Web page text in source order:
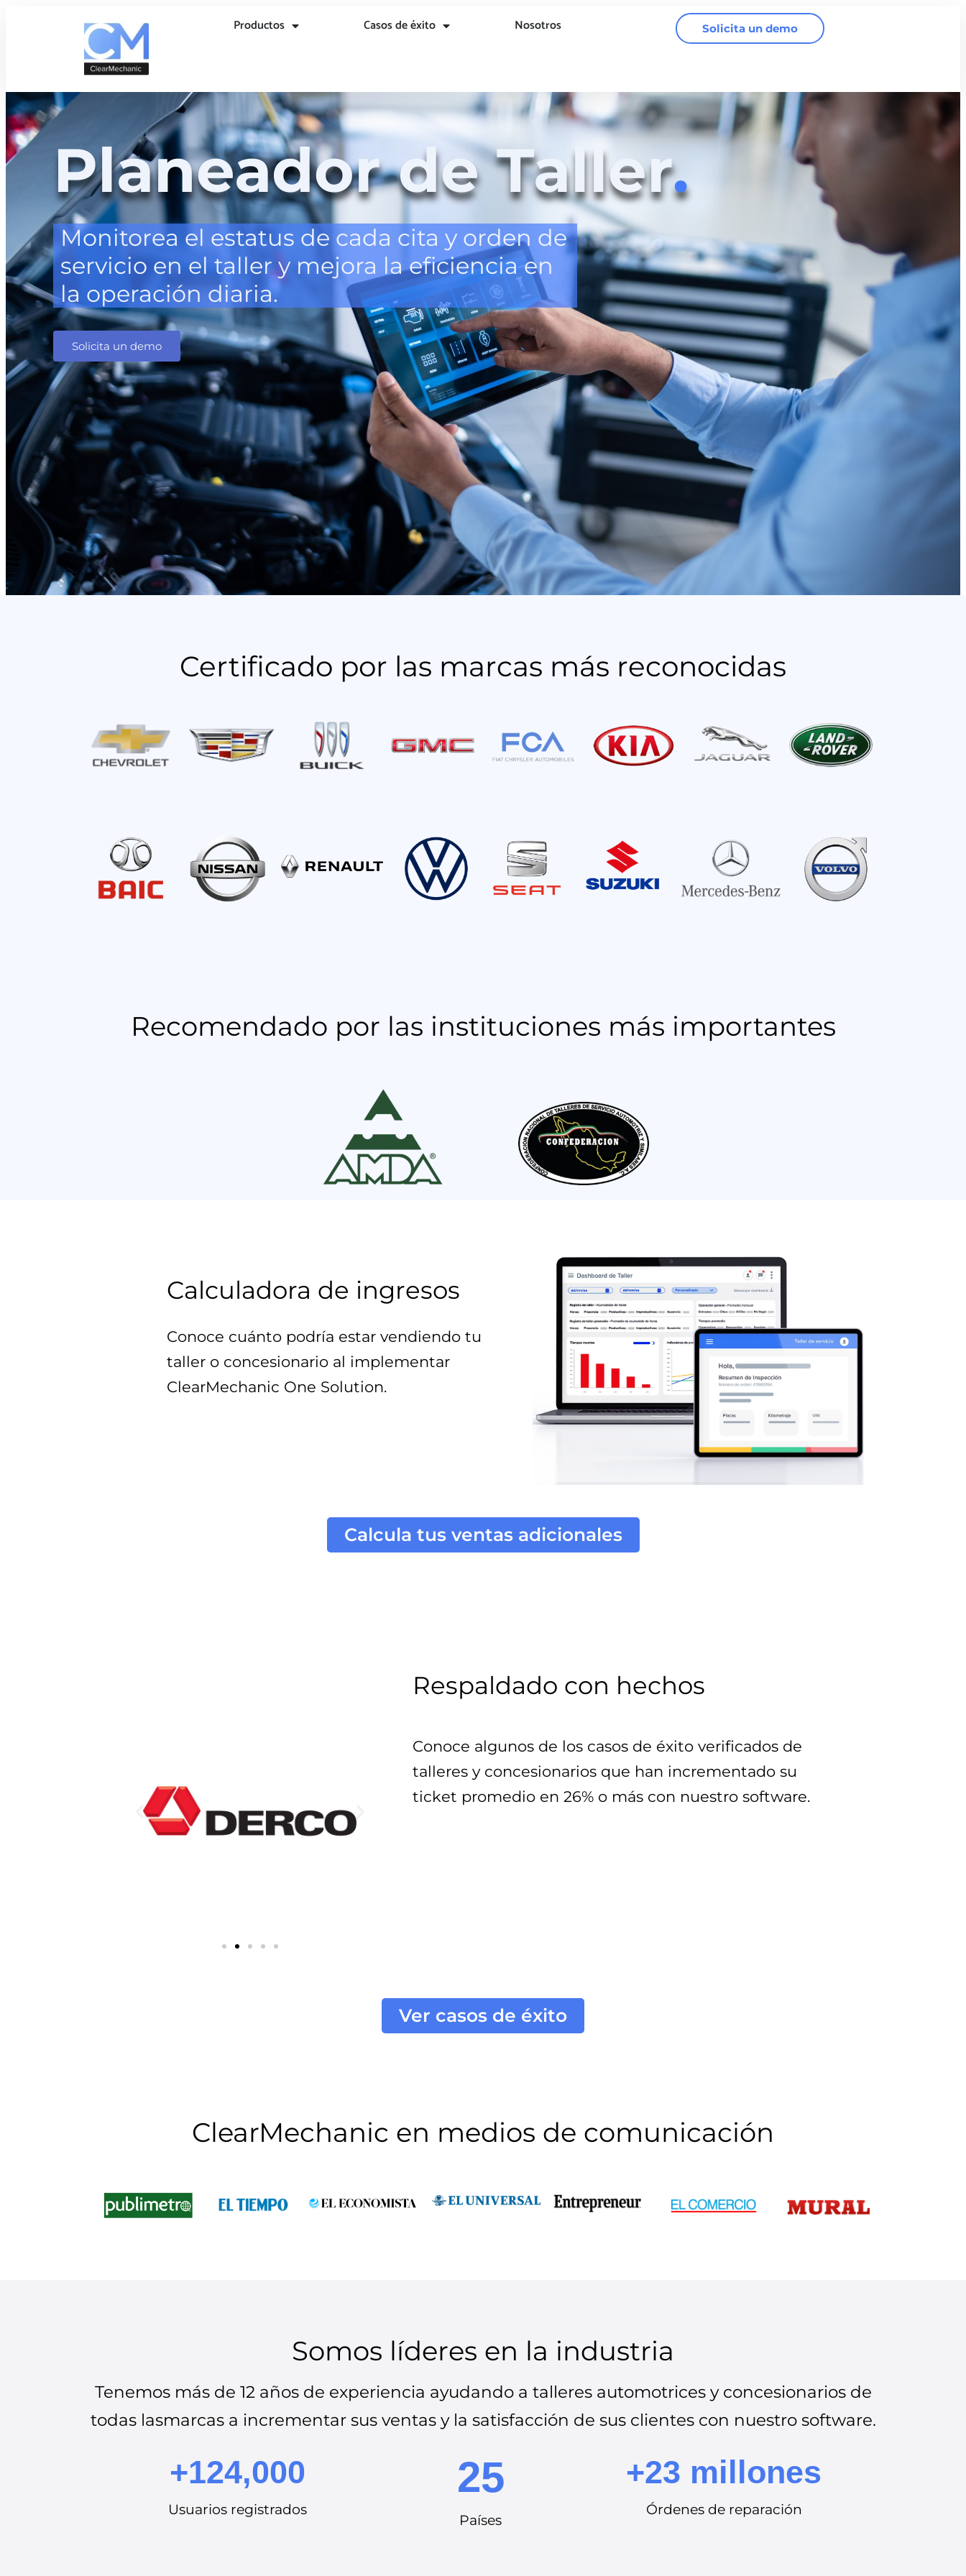
Productos Casos de éxito Nosotros Solicita un demo
Planeador de Taller.
Monitorea el estatus de cada cita y orden de
servicio en el taller y mejora la eficiencia en
la operación diaria.
Solicita un demo
Certificado por las marcas más reconocidas
Recomendado por las instituciones más importantes
Calculadora de ingresos
Conoce cuánto podría estar vendiendo tu
taller o concesionario al implementar
ClearMechanic One Solution.
Calcula tus ventas adicionales
Respaldado con hechos
Conoce algunos de los casos de éxito verificados de
talleres y concesionarios que han incrementado su
ticket promedio en 26% o más con nuestro software.
Ver casos de éxito
ClearMechanic en medios de comunicación
Somos líderes en la industria
Tenemos más de 12 años de experiencia ayudando a talleres automotrices y concesionarios de
todas lasmarcas a incrementar sus ventas y la satisfacción de sus clientes con nuestro software.
+124,000
Usuarios registrados
25
Países
+23 millones
Órdenes de reparación